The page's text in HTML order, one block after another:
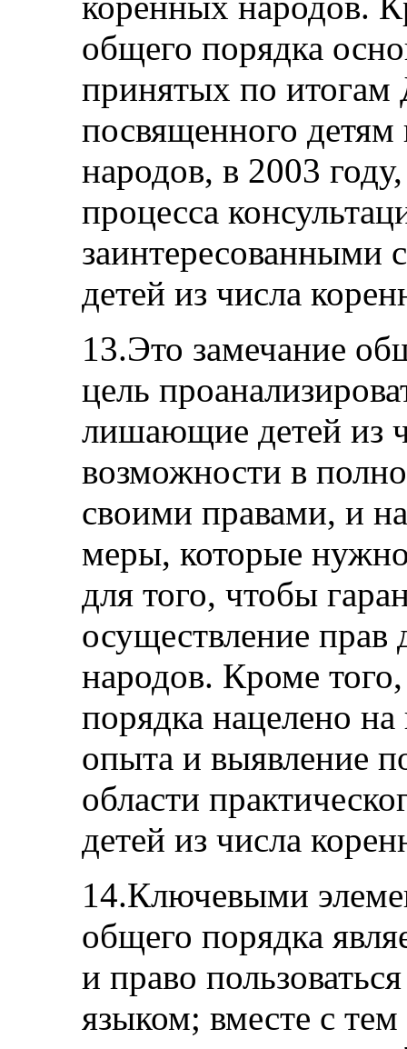
общего порядка
принятых по
посвященного
народов, в 2003
процесса
заинтересованными
детей из числа
13.Это замечание
цель
лишающие детей из
возможности в
своими правами, и
меры, которые
для того, чтобы
осуществление прав
народов. Кроме
порядка нацелено
опыта и выявление
области
детей из числа
14.Ключевыми
общего порядка
и право
языком; вместе с